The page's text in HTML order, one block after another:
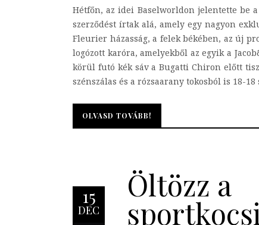
Hétfőn, az idei Baselworldon jelentette be
szerződést írtak alá, amely egy nagyon
Fleurier házasság, a felek békében, az új
logózott karóra, amelyekből az egyik a
körül futó kék sáv a Bugatti Chiron előtt
szénszálas és a rózsaarany tokosból is 18-
OLVASD TOVÁBB!
OLVASD TOVÁBB!
15
DEC
Öltözz a